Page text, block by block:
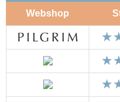
Webshop